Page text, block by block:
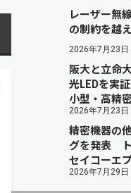
レーザー無
の制約を越
2026年7月23日
阪大と立命
光LEDを実
小型・高精
2026年7月23日
精密機器の
グを発表 ト
セイコーエ
2026年7月29日